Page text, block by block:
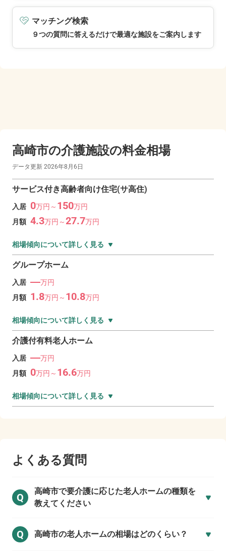
マッチング検索
９つの質問に答えるだけで最適な施設をご案内します
高崎市の介護施設の料金相場
データ更新 2026年8月6日
サービス付き高齢者向け住宅(サ高住)
入居 0万円～ 150万円
月額 4.3万円～27.7万円
相場傾向について詳しく見る
グループホーム
入居 ―万円
月額 1.8万円～ 10.8万円
相場傾向について詳しく見る
介護付有料老人ホーム
入居 ―万円
月額 0万円～ 16.6万円
相場傾向について詳しく見る
よくある質問
Q
高崎市で要介護に応じた老人ホームの種類を
教えてください
Q 高崎市の老人ホームの相場はどのくらい？